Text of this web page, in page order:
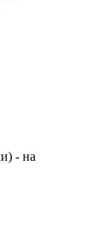
- на